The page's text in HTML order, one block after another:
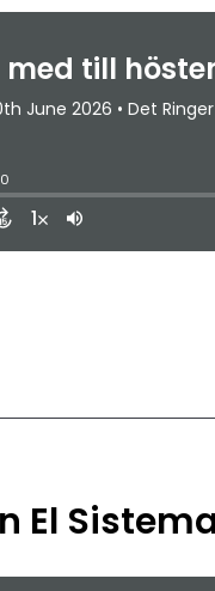
El